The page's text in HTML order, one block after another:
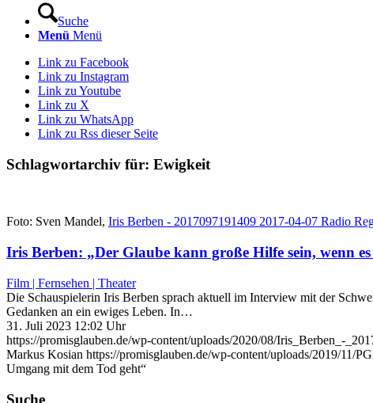
Suche
Menü Menü
Link zu Facebook
Link zu Instagram
Link zu Youtube
Link zu X
Link zu WhatsApp
Link zu Rss dieser Seite
Schlagwortarchiv für: Ewigkeit
Foto: Sven Mandel, Iris Berben - 2017097191409 2017-04-07 Radio
Iris Berben: „Der Glaube kann große Hilfe sein, wenn
Film | Fernsehen | Theater
Die Schauspielerin Iris Berben sprach aktuell im Interview mit der
Gedanken an ein ewiges Leben. In…
31. Juli 2023 12:02 Uhr
https://promisglauben.de/wp-content/uploads/2020/08/Iris_Berben_-
Markus Kosian https://promisglauben.de/wp-content/uploads/2019/11/
Umgang mit dem Tod geht“
Suche